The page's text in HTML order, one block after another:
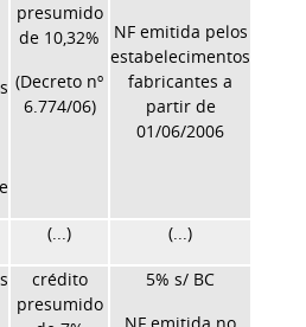
presumido
de 10,32%
(Decreto nº
6.774/06)
NF emitida pelos
estabelecimentos
fabricantes a
partir de
01/06/2006
(...) (...)
crédito
presumido
5% s/ BC